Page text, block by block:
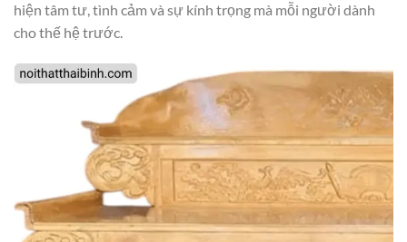
hiện tâm tư, tình cảm và sự kính trọng mà mỗi người dành
cho thế hệ trước.